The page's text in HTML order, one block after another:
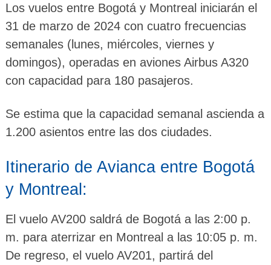
Los vuelos entre Bogotá y Montreal iniciarán el
31 de marzo de 2024 con cuatro frecuencias
semanales (lunes, miércoles, viernes y
domingos), operadas en aviones Airbus A320
con capacidad para 180 pasajeros.
Se estima que la capacidad semanal ascienda a
1.200 asientos entre las dos ciudades.
Itinerario de Avianca entre Bogotá
y Montreal:
El vuelo AV200 saldrá de Bogotá a las 2:00 p.
m. para aterrizar en Montreal a las 10:05 p. m.
De regreso, el vuelo AV201, partirá del